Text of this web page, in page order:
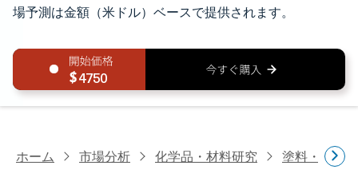
場予測は金額（米ドル）ベースで提供されます。
4750
ホーム 市場分析 化学品・材料研究 塗料・コー